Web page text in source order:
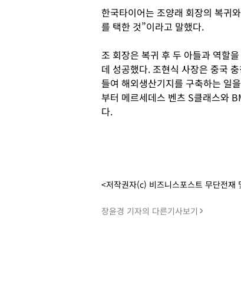
한국타이어는 조양래 회장의 복귀
를 택한 것”이라고 말했다.
조 회장은 복귀 후 두 아들과 역할
데 성공했다. 조현식 사장은 중국
들여 해외생산기지를 구축하는 일
부터 메르세데스 벤츠 S클래스와
다.
<저작권자(c) 비즈니스포스트 무단전재
장윤경 기자의 다른기사보기